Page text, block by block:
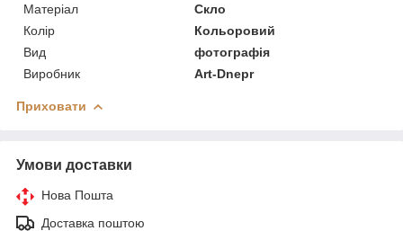
Матеріал
Скло
Колір
Кольоровий
Вид
фотографія
Виробник
Art-Dnepr
Приховати
Умови доставки
Нова Пошта
Доставка поштою